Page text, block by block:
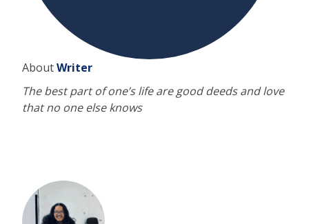
AboutWriter
The best part of one’s life are good deeds and love
that no one else knows